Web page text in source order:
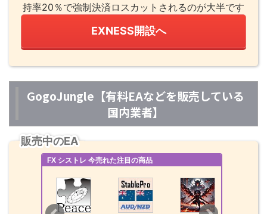
持率20％で強制決済ロスカットされるのが大半です
EXNESS開設へ
GogoJungle【有料EAなどを販売している
国内業者】
販売中のEA